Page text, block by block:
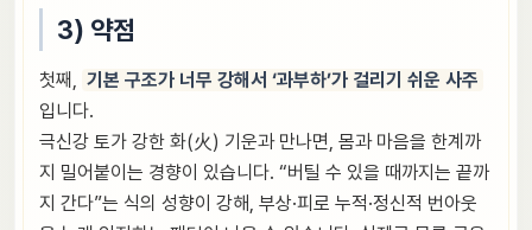
3) 약점
첫째, 기본 구조가 너무 강해서 ‘과부하’가 걸리기 쉬운 사주
입니다.
극신강 토가 강한 화(火) 기운과 만나면, 몸과 마음을 한계까
지 밀어붙이는 경향이 있습니다. “버틸 수 있을 때까지는 끝까
지 간다”는 식의 성향이 강해, 부상·피로 누적·정신적 번아웃